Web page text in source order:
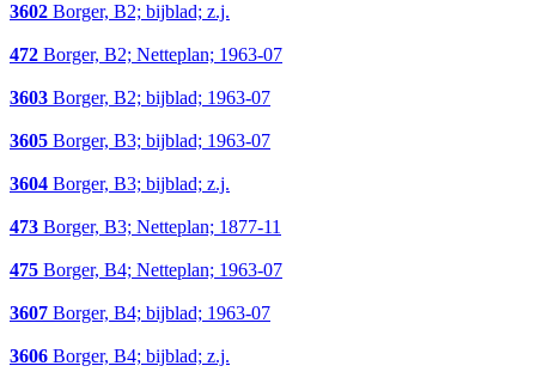
3602 Borger, B2; bijblad; z.j.
472 Borger, B2; Netteplan; 1963-07
3603 Borger, B2; bijblad; 1963-07
3605 Borger, B3; bijblad; 1963-07
3604 Borger, B3; bijblad; z.j.
473 Borger, B3; Netteplan; 1877-11
475 Borger, B4; Netteplan; 1963-07
3607 Borger, B4; bijblad; 1963-07
3606 Borger, B4; bijblad; z.j.